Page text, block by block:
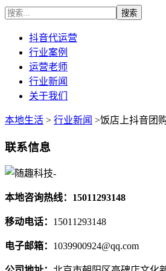
抖音代运营
行业案例
运营老师
行业新闻
关于我们
本地生活 > 行业新闻 >饭店上抖音团
联系信息
本地咨询热线：15011293148
移动电话： 15011293148
电子邮箱： 1039900924@qq.com